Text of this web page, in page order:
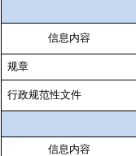
信息内容
规章
行政规范性文件
信息内容